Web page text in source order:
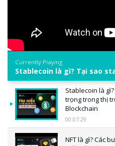
Currently Playing
Stablecoin là
trọng trong thị
Blockchain
00:07:29
NFT là gì? Các